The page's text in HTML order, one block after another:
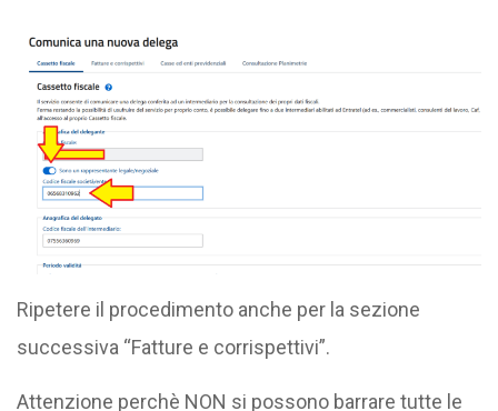
Ripetere il procedimento anche per la sezione
successiva “Fatture e corrispettivi”.
Attenzione perchè NON si possono barrare tutte le